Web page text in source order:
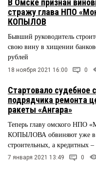
СТИЛЬ ЖИЗНИ
В Омске признан
стражу глава НПО
КОПЫЛОВ
Бывший руководитель
свою вину в хищении
рублей
18 ноября 2021 16:00 0
Стартовало судебное
подрядчика ремонта
ракеты «Ангара»
Теперь главу омского НПО
КОПЫЛОВА обвиняют уже в
строительных, а кредитных
7 января 2021 13:49 0